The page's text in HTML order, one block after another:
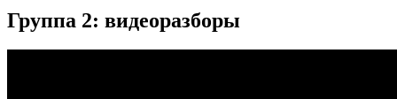
Группа 2: видеоразборы